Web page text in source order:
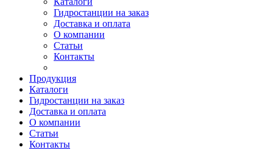
Гидростанции на заказ
Доставка и оплата
О компании
Статьи
Контакты
Продукция
Каталоги
Гидростанции на заказ
Доставка и оплата
О компании
Статьи
Контакты